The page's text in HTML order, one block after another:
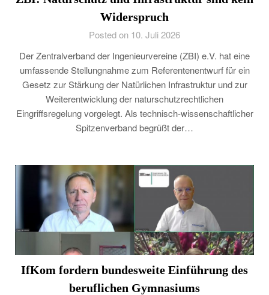
Widerspruch
Posted on 10. Juli 2026
Der Zentralverband der Ingenieurvereine (ZBI) e.V. hat eine
umfassende Stellungnahme zum Referentenentwurf für ein
Gesetz zur Stärkung der Natürlichen Infrastruktur und zur
Weiterentwicklung der naturschutzrechtlichen
Eingriffsregelung vorgelegt. Als technisch-wissenschaftlicher
Spitzenverband begrüßt der…
IfKom fordern bundesweite Einführung des
beruflichen Gymnasiums